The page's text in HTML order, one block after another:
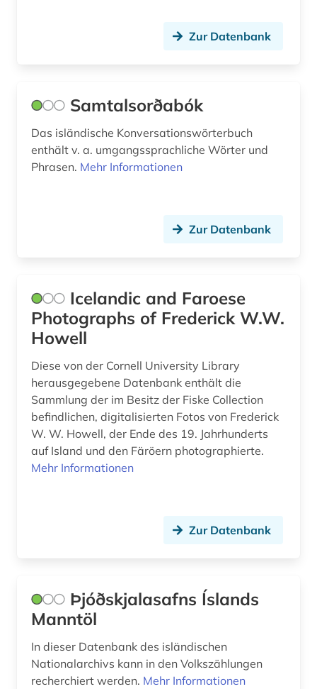
Zur Datenbank
Samtalsorðabók
Das isländische Konversationswörterbuch
enthält v. a. umgangssprachliche Wörter und
Phrasen. Mehr Informationen
Zur Datenbank
Icelandic and Faroese
Photographs of Frederick W.W.
Howell
Diese von der Cornell University Library
herausgegebene Datenbank enthält die
Sammlung der im Besitz der Fiske Collection
befindlichen, digitalisierten Fotos von Frederick
W. W. Howell, der Ende des 19. Jahrhunderts
auf Island und den Färöern photographierte.
Mehr Informationen
Zur Datenbank
Þjóðskjalasafns Íslands
Manntöl
In dieser Datenbank des isländischen
Nationalarchivs kann in den Volkszählungen
recherchiert werden. Mehr Informationen